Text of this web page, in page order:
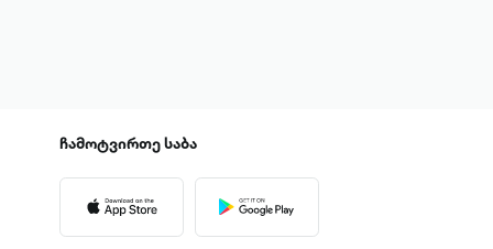
ჩამოტვირთესაბა